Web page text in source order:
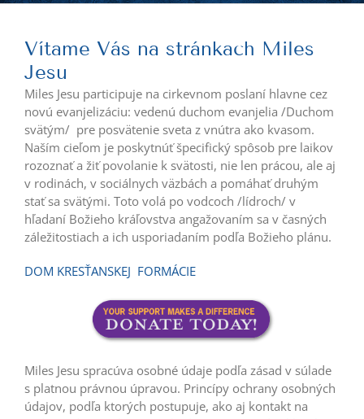
Vítame Vás na stránkach Miles
Jesu
Miles Jesu participuje na cirkevnom poslaní hlavne cez
novú evanjelizáciu: vedenú duchom evanjelia /Duchom
svätým/ pre posvätenie sveta z vnútra ako kvasom.
Naším cieľom je poskytnúť špecifický spôsob pre laikov
rozoznať a žiť povolanie k svätosti, nie len prácou, ale aj
v rodinách, v sociálnych väzbách a pomáhať druhým
stať sa svätými. Toto volá po vodcoch /lídroch/ v
hľadaní Božieho kráľovstva angažovaním sa v časných
záležitostiach a ich usporiadaním podľa Božieho plánu.
DOM KRESŤANSKEJ FORMÁCIE
Miles Jesu spracúva osobné údaje podľa zásad v súlade
s platnou právnou úpravou. Princípy ochrany osobných
údajov, podľa ktorých postupuje, ako aj kontakt na